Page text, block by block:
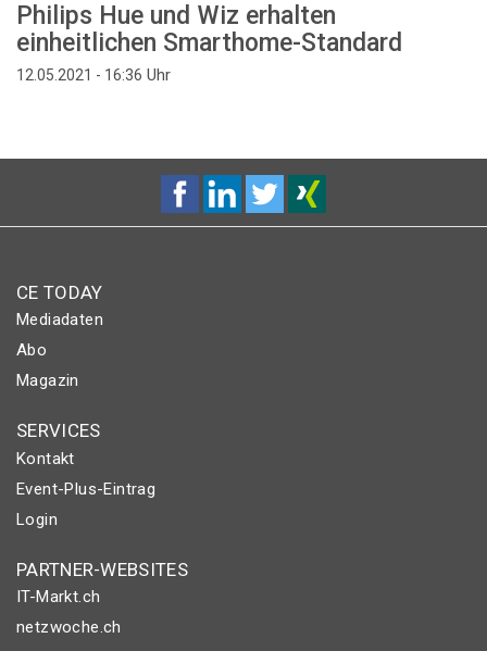
Philips Hue und Wiz erhalten
einheitlichen Smarthome-Standard
12.05.2021 - 16:36 Uhr
CE TODAY
Mediadaten
Abo
Magazin
SERVICES
Kontakt
Event-Plus-Eintrag
Login
PARTNER-WEBSITES
IT-Markt.ch
netzwoche.ch